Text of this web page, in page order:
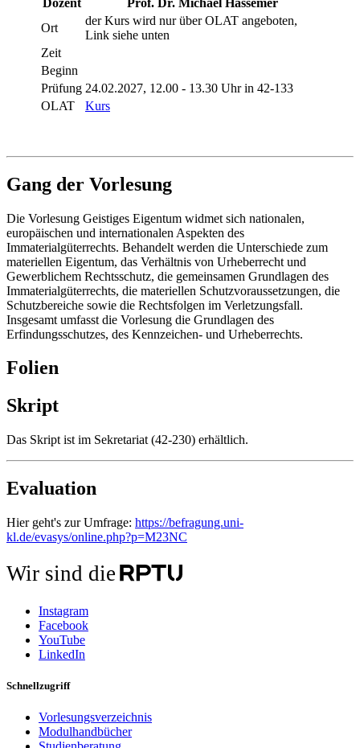
Ort
der Kurs wird nur über OLAT angeboten,
Link siehe unten
Zeit
Beginn
Prüfung 24.02.2027, 12.00 - 13.30 Uhr in 42-133
OLAT
Kurs
Gang der Vorlesung
Die Vorlesung Geistiges Eigentum widmet sich nationalen,
europäischen und internationalen Aspekten des
Immaterialgüterrechts. Behandelt werden die Unterschiede zum
materiellen Eigentum, das Verhältnis von Urheberrecht und
Gewerblichem Rechtsschutz, die gemeinsamen Grundlagen des
Immaterialgüterrechts, die materiellen Schutzvoraussetzungen, die
Schutzbereiche sowie die Rechtsfolgen im Verletzungsfall.
Insgesamt umfasst die Vorlesung die Grundlagen des
Erfindungsschutzes, des Kennzeichen- und Urheberrechts.
Folien
Skript
Das Skript ist im Sekretariat (42-230) erhältlich.
Evaluation
Hier geht's zur Umfrage: https://befragung.uni-
kl.de/evasys/online.php?p=M23NC
Wir sind die
Instagram
Facebook
YouTube
LinkedIn
Schnellzugriff
Vorlesungsverzeichnis
Modulhandbücher